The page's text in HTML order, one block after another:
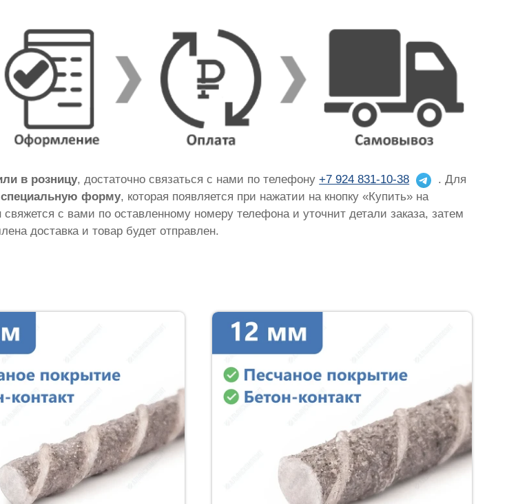
в розницу, достаточно связаться с нами по телефону+7 924 831-10-38
. Для
специальную форму, которая появляется при нажатии на кнопку «Купить» на
с вами по оставленному номеру телефона и уточнит детали заказа, затем
доставка и товар будет отправлен.